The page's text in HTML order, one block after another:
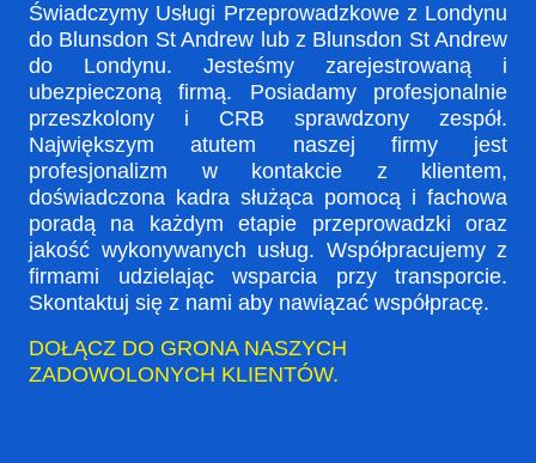
Świadczymy Usługi Przeprowadzkowe z Londynu
do Blunsdon St Andrew lub z Blunsdon St Andrew
do Londynu. Jesteśmy zarejestrowaną i
ubezpieczoną firmą. Posiadamy profesjonalnie
przeszkolony i CRB sprawdzony zespół.
Największym atutem naszej firmy jest
profesjonalizm w kontakcie z klientem,
doświadczona kadra służąca pomocą i fachowa
poradą na każdym etapie przeprowadzki oraz
jakość wykonywanych usług. Współpracujemy z
firmami udzielając wsparcia przy transporcie.
Skontaktuj się z nami aby nawiązać współpracę.
DOŁĄCZ DO GRONA NASZYCH
ZADOWOLONYCH KLIENTÓW.